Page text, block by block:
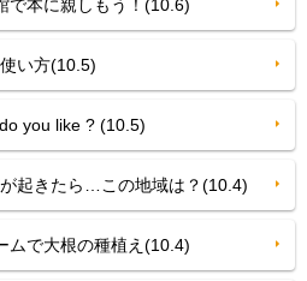
で本に親しもう！(10.6)
い方(10.5)
you like ? (10.5)
きたら…この地域は？(10.4)
で大根の種植え(10.4)